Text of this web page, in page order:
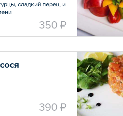
сладкий перец, и
350 ₽
390 ₽